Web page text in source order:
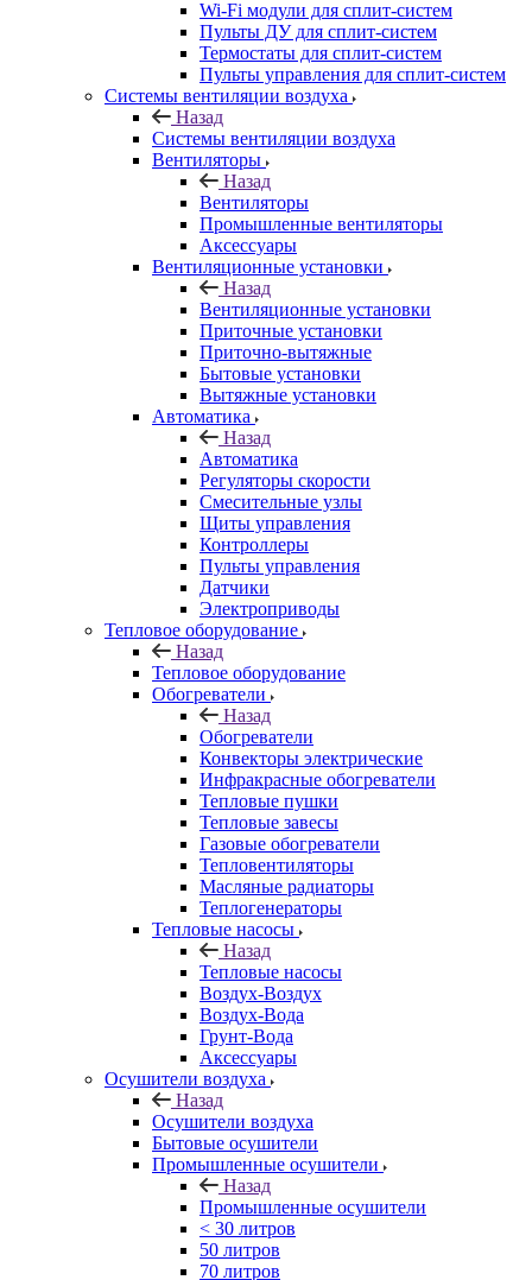
Wi-Fi модули для сплит-систем
Пульты ДУ для сплит-систем
Термостаты для сплит-систем
Пульты управления для сплит-систем
Системы вентиляции воздуха
Назад
Системы вентиляции воздуха
Вентиляторы
Назад
Вентиляторы
Промышленные вентиляторы
Аксессуары
Вентиляционные установки
Назад
Вентиляционные установки
Приточные установки
Приточно-вытяжные
Бытовые установки
Вытяжные установки
Автоматика
Назад
Автоматика
Регуляторы скорости
Смесительные узлы
Щиты управления
Контроллеры
Пульты управления
Датчики
Электроприводы
Тепловое оборудование
Назад
Тепловое оборудование
Обогреватели
Назад
Обогреватели
Конвекторы электрические
Инфракрасные обогреватели
Тепловые пушки
Тепловые завесы
Газовые обогреватели
Тепловентиляторы
Масляные радиаторы
Теплогенераторы
Тепловые насосы
Назад
Тепловые насосы
Воздух-Воздух
Воздух-Вода
Грунт-Вода
Аксессуары
Осушители воздуха
Назад
Осушители воздуха
Бытовые осушители
Промышленные осушители
Назад
Промышленные осушители
< 30 литров
50 литров
70 литров